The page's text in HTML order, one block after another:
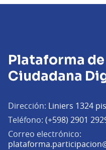
Plataforma
Ciudadana
Dirección: Liniers 1324
Teléfono: (+598) 2901
Correo electrónico: